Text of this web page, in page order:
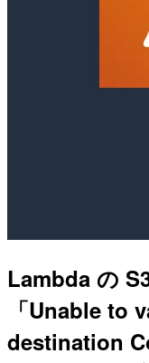
Lambda の
「Unable to
destination